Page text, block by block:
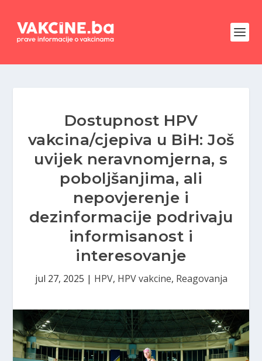
Dostupnost HPV
vakcina/cjepiva u BiH: Još
uvijek neravnomjerna, s
poboljšanjima, ali
nepovjerenje i
dezinformacije podrivaju
informisanost i
interesovanje
jul 27, 2025 | HPV, HPV vakcine, Reagovanja